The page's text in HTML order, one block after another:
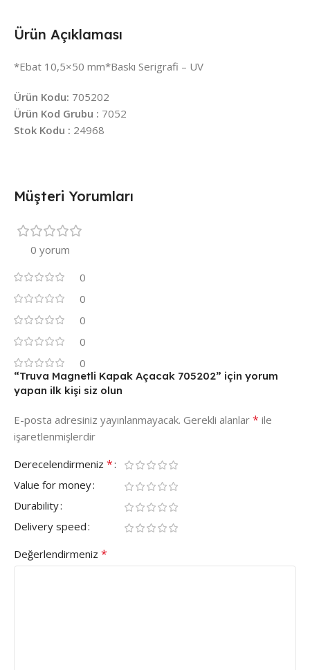
Ürün Açıklaması
*Ebat 10,5×50 mm*Baskı Serigrafi – UV
Ürün Kodu: 705202
Ürün Kod Grubu : 7052
Stok Kodu : 24968
Müşteri Yorumları
0 yorum
0
0
0
0
0
“Truva Magnetli Kapak Açacak 705202” için yorum
yapan ilk kişi siz olun
E-posta adresiniz yayınlanmayacak. Gerekli alanlar * ile
işaretlenmişlerdir
Derecelendirmeniz *
Value for money
Durability
Delivery speed
Değerlendirmeniz *